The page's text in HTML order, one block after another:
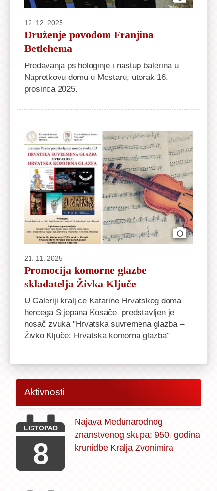
12. 12. 2025
Druženje povodom Franjina
Betlehema
Predavanja psihologinje i nastup balerina u
Napretkovu domu u Mostaru, utorak 16.
prosinca 2025.
21. 11. 2025
Promocija komorne glazbe
skladatelja Živka Ključe
U Galeriji kraljice Katarine Hrvatskog doma
hercega Stjepana Kosače predstavljen je
nosač zvuka "Hrvatska suvremena glazba –
Živko Ključe: Hrvatska komorna glazba"
Aktivnosti
LISTOPAD
8
Najava Međunarodnog
znanstvenog skupa: 950. godina
krunidbe Kralja Zvonimira